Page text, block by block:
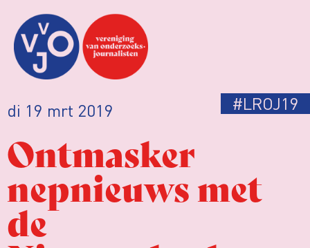
di 19 mrt 2019 #LROJ19
Ontmasker
nepnieuws met
de